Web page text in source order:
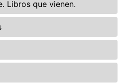
Libros que vienen.